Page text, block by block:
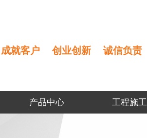
成就客户 创业创新 诚信负责
产品中心 工程施工